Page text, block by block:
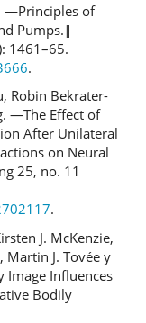
―Principles of
Pumps.‖
1461–65.
.
Robin Bekrater-
―The Effect of
After Unilateral
on Neural
25, no. 11
.
J. McKenzie,
Martin J. Tovée y
Image Influences
Bodily